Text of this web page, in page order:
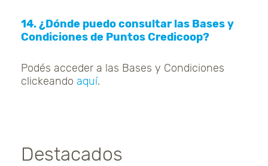
14. ¿Dónde puedo consultar las Bases y
Condiciones de Puntos Credicoop?
Podés acceder a las Bases y Condiciones
clickeando aquí.
Destacados